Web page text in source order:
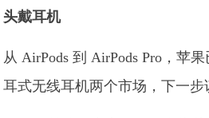
头戴耳机
从 AirPods 到 AirPods Pro，苹
耳式无线耳机两个市场，下一步